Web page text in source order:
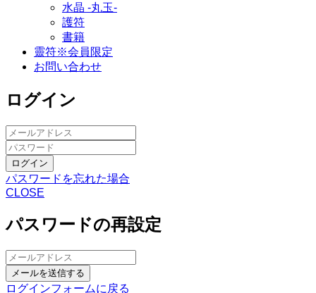
水晶 -丸玉-
護符
書籍
靈符※会員限定
お問い合わせ
ログイン
ログイン
パスワードを忘れた場合
CLOSE
パスワードの再設定
メールを送信する
ログインフォームに戻る